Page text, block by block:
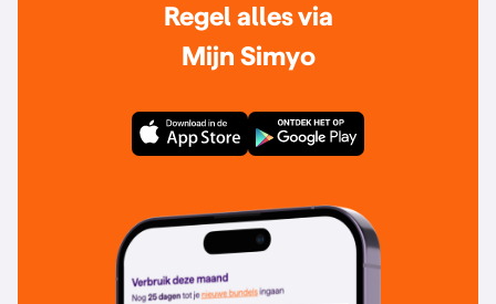
Regel alles via
Mijn Simyo